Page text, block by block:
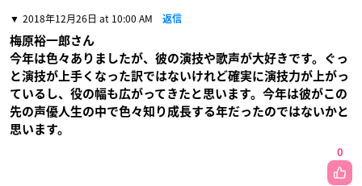
2018年12月26日 at 10:00 AM 返信
梅原裕一郎さん
今年は色々ありましたが、彼の演技や歌声が大好きです。ぐっ
と演技が上手くなった訳ではないけれど確実に演技力が上がっ
ているし、役の幅も広がってきたと思います。今年は彼がこの
先の声優人生の中で色々知り成長する年だったのではないかと
思います。
0